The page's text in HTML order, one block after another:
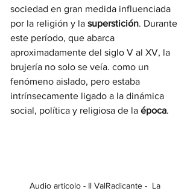
sociedad en gran medida influenciada
por la religión y la superstición. Durante
este período, que abarca
aproximadamente del siglo V al XV, la
brujería no solo se veía. como un
fenómeno aislado, pero estaba
intrínsecamente ligado a la dinámica
social, política y religiosa de la época.
Audio articolo - Il ValRadicante -  La